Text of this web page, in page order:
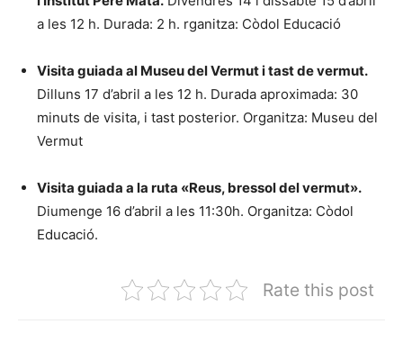
a les 12 h. Durada: 2 h. rganitza: Còdol Educació
Visita guiada al Museu del Vermut i tast de vermut.
Dilluns 17 d’abril a les 12 h. Durada aproximada: 30
minuts de visita, i tast posterior. Organitza: Museu del
Vermut
Visita guiada a la ruta «Reus, bressol del vermut».
Diumenge 16 d’abril a les 11:30h. Organitza: Còdol
Educació.
Rate this post